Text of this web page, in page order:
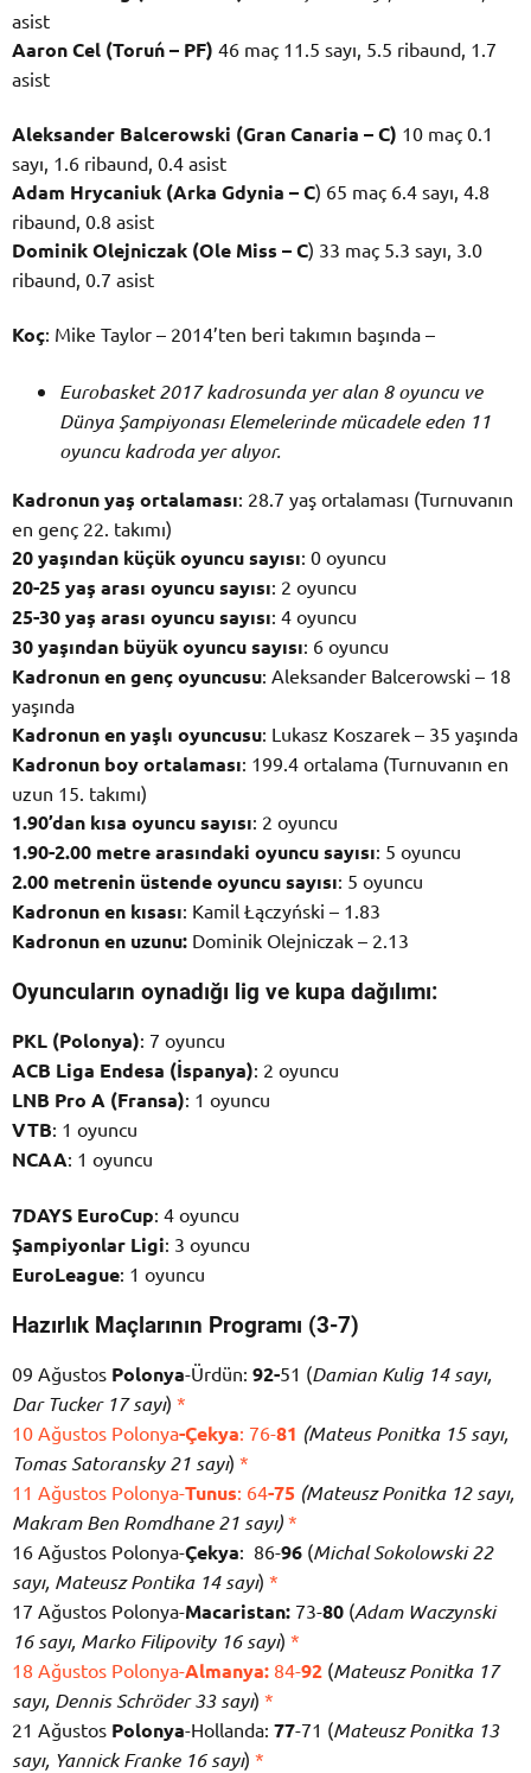
asist
Aaron Cel (Toruń – PF) 46 maç 11.5 sayı, 5.5 ribaund, 1.7
asist
Aleksander Balcerowski (Gran Canaria – C) 10 maç 0.1
sayı, 1.6 ribaund, 0.4 asist
Adam Hrycaniuk (Arka Gdynia – C) 65 maç 6.4 sayı, 4.8
ribaund, 0.8 asist
Dominik Olejniczak (Ole Miss – C) 33 maç 5.3 sayı, 3.0
ribaund, 0.7 asist
Koç: Mike Taylor – 2014’ten beri takımın başında –
Eurobasket 2017 kadrosunda yer alan 8 oyuncu ve
Dünya Şampiyonası Elemelerinde mücadele eden 11
oyuncu kadroda yer alıyor.
Kadronun yaş ortalaması: 28.7 yaş ortalaması (Turnuvanın
en genç 22. takımı)
20 yaşından küçük oyuncu sayısı: 0 oyuncu
20-25 yaş arası oyuncu sayısı: 2 oyuncu
25-30 yaş arası oyuncu sayısı: 4 oyuncu
30 yaşından büyük oyuncu sayısı: 6 oyuncu
Kadronun en genç oyuncusu: Aleksander Balcerowski – 18
yaşında
Kadronun en yaşlı oyuncusu: Lukasz Koszarek – 35 yaşında
Kadronun boy ortalaması: 199.4 ortalama (Turnuvanın en
uzun 15. takımı)
1.90’dan kısa oyuncu sayısı: 2 oyuncu
1.90-2.00 metre arasındaki oyuncu sayısı: 5 oyuncu
2.00 metrenin üstende oyuncu sayısı: 5 oyuncu
Kadronun en kısası: Kamil Łączyński – 1.83
Kadronun en uzunu: Dominik Olejniczak – 2.13
Oyuncuların oynadığı lig ve kupa dağılımı:
PKL (Polonya): 7 oyuncu
ACB Liga Endesa (İspanya): 2 oyuncu
LNB Pro A (Fransa): 1 oyuncu
VTB: 1 oyuncu
NCAA: 1 oyuncu
7DAYS EuroCup: 4 oyuncu
Şampiyonlar Ligi: 3 oyuncu
EuroLeague: 1 oyuncu
Hazırlık Maçlarının Programı (3-7)
09 Ağustos Polonya-Ürdün: 92-51 (Damian Kulig 14 sayı,
Dar Tucker 17 sayı) *
10 Ağustos Polonya-Çekya: 76-81 (Mateus Ponitka 15 sayı,
Tomas Satoransky 21 sayı) *
11 Ağustos Polonya-Tunus: 64-75 (Mateusz Ponitka 12 sayı,
Makram Ben Romdhane 21 sayı) *
16 Ağustos Polonya-Çekya: 86-96 (Michal Sokolowski 22
sayı, Mateusz Pontika 14 sayı) *
17 Ağustos Polonya-Macaristan: 73-80 (Adam Waczynski
16 sayı, Marko Filipovity 16 sayı) *
18 Ağustos Polonya-Almanya: 84-92 (Mateusz Ponitka 17
sayı, Dennis Schröder 33 sayı) *
21 Ağustos Polonya-Hollanda: 77-71 (Mateusz Ponitka 13
sayı, Yannick Franke 16 sayı) *